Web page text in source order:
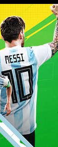
品牌官网
交问题反馈